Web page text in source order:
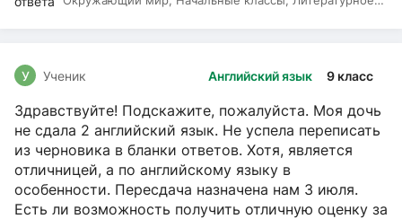
Английский язык 9 класс
У Ученик
Здравствуйте! Подскажите, пожалуйста. Моя дочь
не сдала 2 английский язык. Не успела переписать
из черновика в бланки ответов. Хотя, является
отличницей, а по английскому языку в
особенности. Пересдача назначена нам 3 июля.
Есть ли возможность получить отличную оценку за